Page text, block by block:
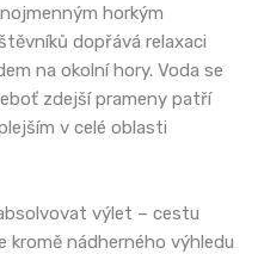
horkým
dopřává relaxaci
na okolní hory. Voda se
zdejší prameny patří
v celé oblasti
výlet – cestu
kromě nádherného výhledu